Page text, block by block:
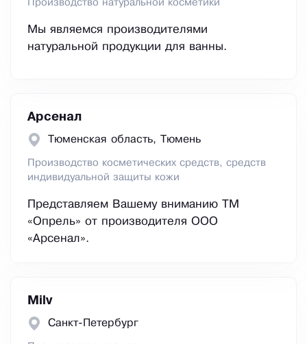
Производство натуральной косметики
Мы являемся производителями
натуральной продукции для ванны.
Арсенал
Тюменская область, Тюмень
Производство косметических средств, средств
индивидуальной защиты кожи
Представляем Вашему вниманию ТМ
«Опрель» от производителя ООО
«Арсенал».
Milv
Санкт-Петербург